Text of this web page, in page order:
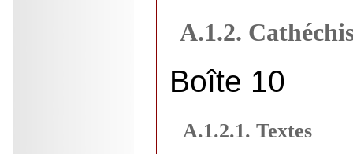
A.1.2.
Boîte 10
A.1.2.1. Textes